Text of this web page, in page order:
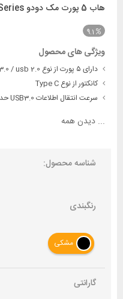
هاب 5 پورت مک دودو Mcdodo HU-1430 Star Series
9.1
ویژگی های محصول
دارای ۵ پورت از نوع usb 3.0 / usb 2.0 / کارت خوان SD و TF (Micro SD)
کانکتور از نوع Type C
سرعت انتقال اطلاعات USB3.0 حداکثر تا 5Gbps
... دیدن همه
شناسه محصول:
رنگبندی
مشکی
گارانتی